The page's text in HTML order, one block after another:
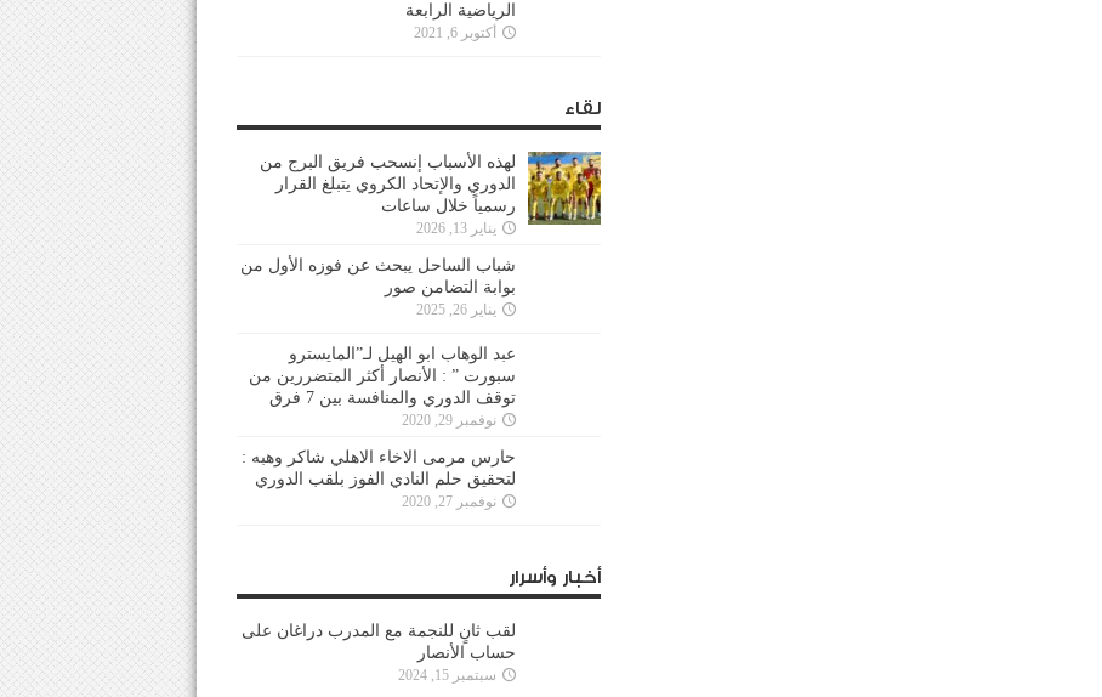
الرياضية الرابعة
أكتوبر 6, 2021
لقاء
لهذه الأسباب إنسحب فريق البرج من
الدوري والإتحاد الكروي يتبلغ القرار
رسمياً خلال ساعات
يناير 13, 2026
شباب الساحل يبحث عن فوزه الأول من
بوابة التضامن صور
يناير 26, 2025
عبد الوهاب ابو الهيل لـ”المايسترو
سبورت ” : الأنصار أكثر المتضررين من
توقف الدوري والمنافسة بين 7 فرق
نوفمبر 29, 2020
حارس مرمى الاخاء الاهلي شاكر وهبه :
لتحقيق حلم النادي الفوز بلقب الدوري
نوفمبر 27, 2020
أخبار وأسرار
لقب ثانٍ للنجمة مع المدرب دراغان على
حساب الأنصار
سبتمبر 15, 2024